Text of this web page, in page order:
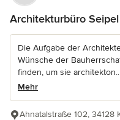
Architekturbüro Seipel
Die Aufgabe der
Wünsche der
finden, um sie
Mehr
Ahnatalstraße 102, 34128